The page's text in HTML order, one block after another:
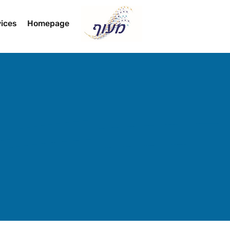
Homepage